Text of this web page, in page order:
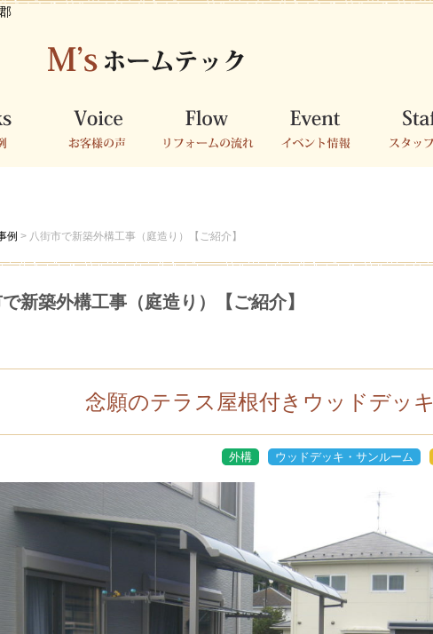
例 > 八街市で新築外構工事（庭造り）【ご紹介】
新築外構工事（庭造り）【ご紹介】
念願のテラス屋根付きウッドデッキ
外構 ウッドデッキ・サンルーム